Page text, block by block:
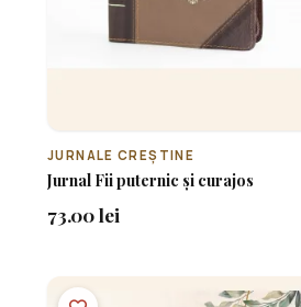
JURNALE CREȘTINE
Jurnal Fii puternic și curajos
73.00 lei